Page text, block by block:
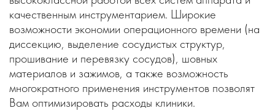
качественным инструментарием. Широкие
возможности экономии операционного времени (на
диссекцию, выделение сосудистых структур,
прошивание и перевязку сосудов), шовных
материалов и зажимов, а также возможность
многократного применения инструментов позволят
Вам оптимизировать расходы клиники.